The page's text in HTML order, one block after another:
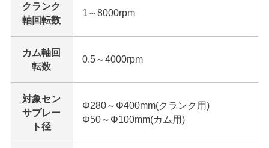
クランク
軸回転数
1～8000rpm
カム軸回
転数
0.5～4000rpm
対象セン
サプレー
ト径
Φ280～Φ400mm(クランク用)
Φ50～Φ100mm(カム用)